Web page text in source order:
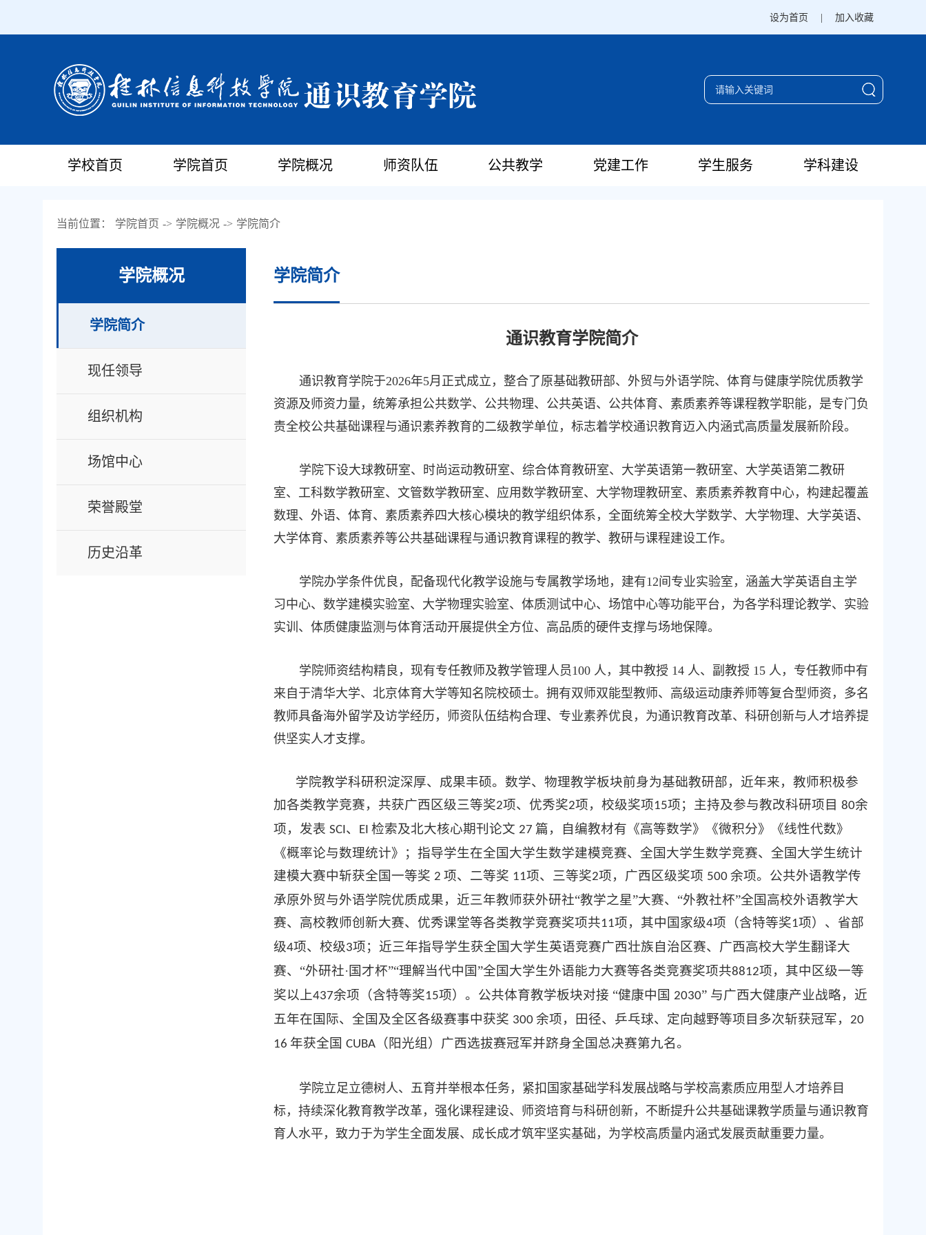
设为首页 加入收藏
学校首页 学院首页 学院概况 师资队伍 公共教学 党建工作 学生服务 学科建设
当前位置： 学院首页 -> 学院概况 -> 学院简介
学院概况
学院简介
现任领导
组织机构
场馆中心
荣誉殿堂
历史沿革
学院简介
通识教育学院简介
通识教育学院于2026年5月正式成立，整合了原基础教研部、外贸与外语学院、体育与健康学院优质教学
资源及师资力量，统筹承担公共数学、公共物理、公共英语、公共体育、素质素养等课程教学职能，是专门负
责全校公共基础课程与通识素养教育的二级教学单位，标志着学校通识教育迈入内涵式高质量发展新阶段。
学院下设大球教研室、时尚运动教研室、综合体育教研室、大学英语第一教研室、大学英语第二教研
室、工科数学教研室、文管数学教研室、应用数学教研室、大学物理教研室、素质素养教育中心，构建起覆盖
数理、外语、体育、素质素养四大核心模块的教学组织体系，全面统筹全校大学数学、大学物理、大学英语、
大学体育、素质素养等公共基础课程与通识教育课程的教学、教研与课程建设工作。
学院办学条件优良，配备现代化教学设施与专属教学场地，建有12间 专业实验室，涵盖大学英语自主学
习中心、数学建模实验室、大学物理实验室、体质测试中心、场馆中心等功能平台，为各学科理论教学、实验
实训、体质健康监测与体育活动开展提供全方位、高品质的硬件支撑与场地保障。
学院师资结构精良，现有专任教师及教学管理人员100 人，其中教授 14 人、副教授 15 人，专任教师中有
来自于清华大学、北京体育大学等知名院校硕士。拥有双师双能型教师、高级运动康养师等复合型师资，多名
教师具备海外留学及访学经历，师资队伍结构合理、专业素养优良，为通识教育改革、科研创新与人才培养提
供坚实人才支撑。
学院教学科研积淀深厚、成果丰硕。数学、物理教学板块前身为基础教研部，近年来，教师积极参
加各类教学竞赛，共获广西区级三等奖2项、优秀奖2项，校级奖项15项；主持及参与教改科研项目 80余
项，发表 SCI、 EI 检索及北大核心期刊论文 27 篇，自编教材有《高等数学》《微积分》《线性代数》
《概率论与数理统计》；指导学生在全国大学生数学建模竞赛、全国大学生数学竞赛、全国大学生统计
建模大赛中斩获全国一等奖 2 项、二等奖 11项、三等奖2项，广西区级奖项 500 余项。 公共外语教学传
承原外贸与外语学院优质成果，近三年教师获外研社“教学之星”大赛、“外教社杯”全国高校外语教学大
赛、高校教师创新大赛、优秀课堂等各类教学竞赛奖项共11项，其中国家级4项（含特等奖1项）、省部
级4项、校级3项；近三年指导学生获全国大学生英语竞赛广西壮族自治区赛、广西高校大学生翻译大
赛、“外研社·国才杯”“理解当代中国”全国大学生外语能力大赛等各类竞赛奖项共8812项，其中区级一等
奖以上437余项（含特等奖15项）。公共体育教学板块对接 “健康中国 2030” 与广西大健康产业战略，近
五年在国际、全国及全区各级赛事中获奖 300 余项，田径、乒乓球、定向越野等项目多次斩获冠军， 20
16 年获全国 CUBA （阳光组）广西选拔赛冠军并跻身全国总决赛第九名。
学院立足立德树人、五育并举根本任务，紧扣国家基础学科发展战略与学校高素质应用型人才培养目
标，持续深化教育教学改革，强化课程建设、师资培育与科研创新，不断提升公共基础课教学质量与通识教育
育人水平，致力于为学生全面发展、成长成才筑牢坚实基础，为学校高质量内涵式发展贡献重要力量。